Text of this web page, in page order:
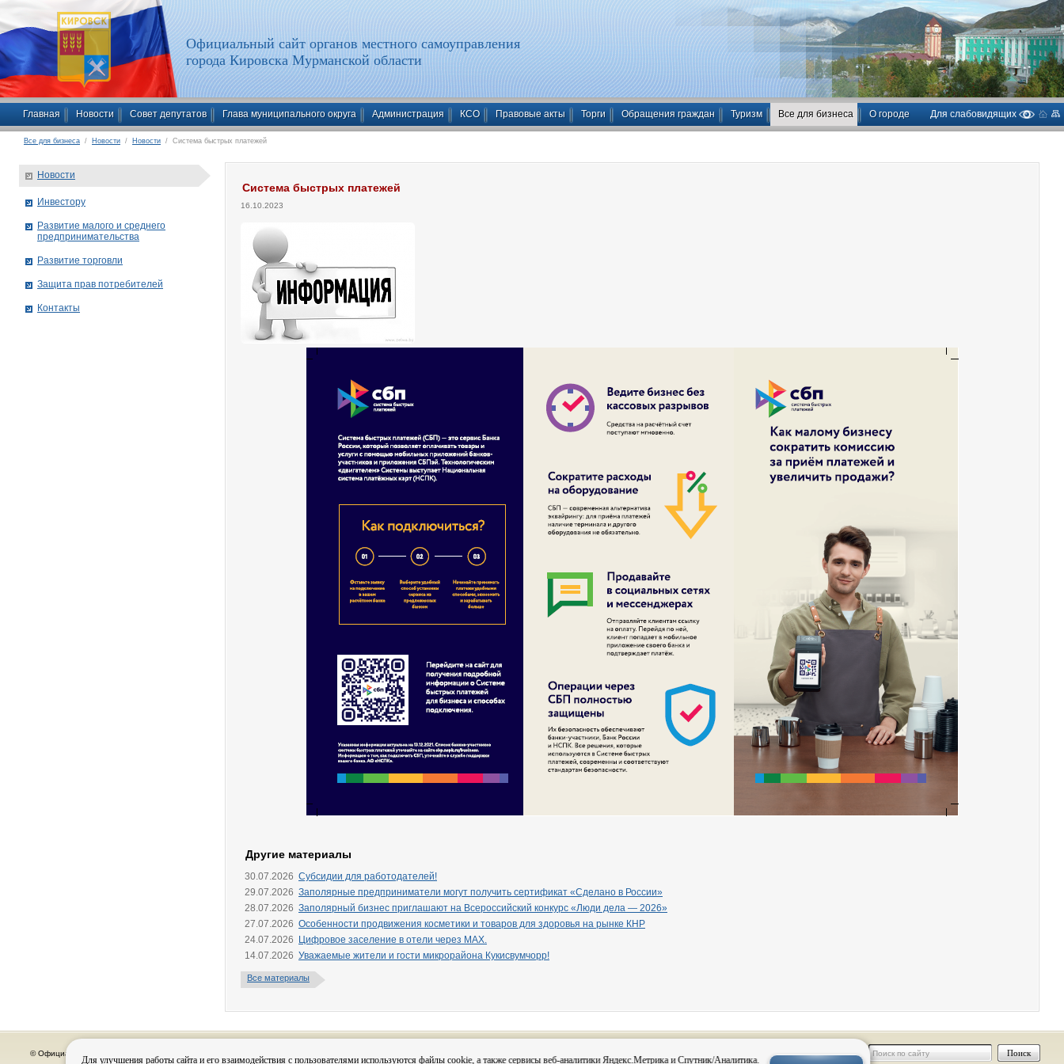
Для улучшения работы сайта и его взаимодействия с пользователями используются файлы cookie, а также сервисы веб-аналитики Яндекс.Метрика и Спутник/Аналитика.
Официальный сайт органов местного самоуправления
города Кировска Мурманской области
Главная Новости Совет депутатов Глава муниципального округа Администрация КСО Правовые акты Торги Обращения граждан Туризм Все для бизнеса О городе Для слабовидящих
Все для бизнеса / Новости / Новости / Система быстрых платежей
Система быстрых платежей
16.10.2023
Другие материалы
30.07.2026 Субсидии для работодателей!
29.07.2026 Заполярные предприниматели могут получить сертификат «Сделано в России»
28.07.2026 Заполярный бизнес приглашают на Всероссийский конкурс «Люди дела — 2026»
27.07.2026 Особенности продвижения косметики и товаров для здоровья на рынке КНР
24.07.2026
Цифровое заселение в отели через МАХ.
14.07.2026 Уважаемые жители и гости микрорайона Кукисвумчорр!
Все материалы
Новости
Инвестору
Развитие малого и среднего
предпринимательства
Развитие торговли
Защита прав потребителей
Контакты
© Официальный сайт органов местного самоуправления города Кировска
данных в соответствии с 152-ФЗ О персональных данных и